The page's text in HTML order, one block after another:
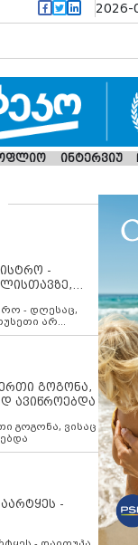
2026-
ინტერვიუ
-
- დღესაც,
არ
რუსეთი
მათი
და აქტიურად
ერთი გოგონა,
ავიწროებდა
გოგონა, ვისაც
-